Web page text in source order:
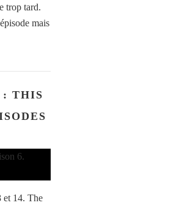
trop tard.
mais
: THIS
et 14. The